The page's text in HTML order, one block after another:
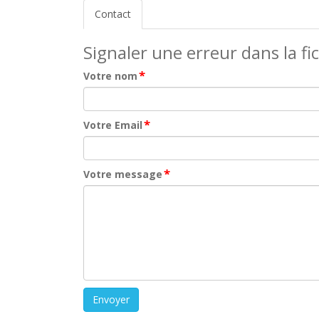
Contact
Signaler une erreur dans la
Votre nom*
Votre Email*
Votre message*